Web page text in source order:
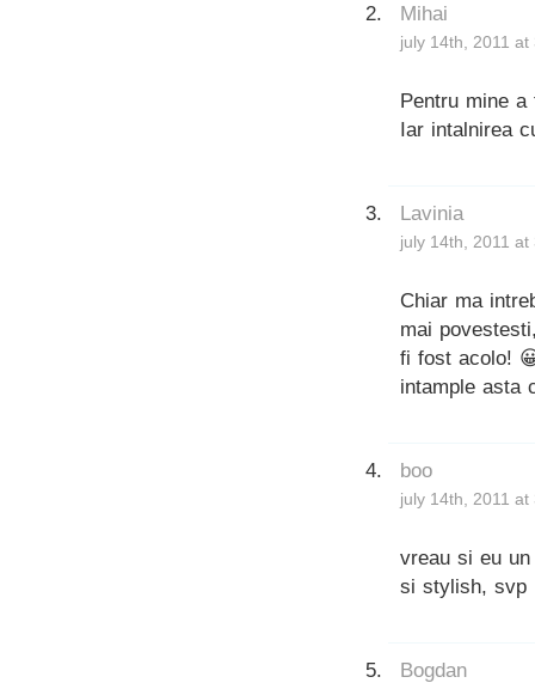
Mihai
july 14th, 2011 at
Pentru mine
Iar intalnirea
Lavinia
july 14th, 2011 at
Chiar ma
mai
fi fost acolo!
intample asta
boo
july 14th, 2011 at
vreau si eu un
si stylish, svp
Bogdan